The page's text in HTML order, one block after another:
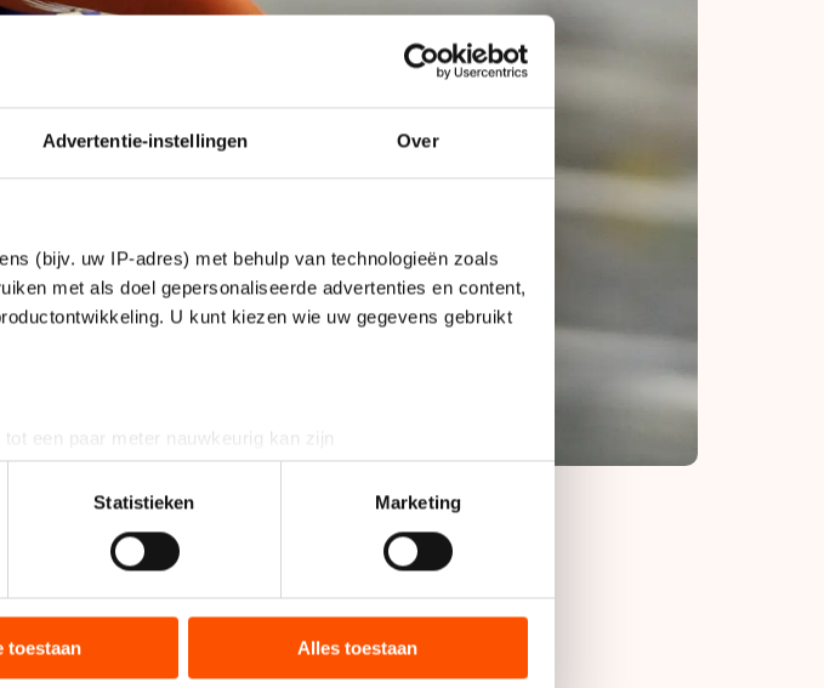
Advertentie-instellingen Over
(bijv. uw IP-adres) met behulp van technologieën zoals
met als doel gepersonaliseerde advertenties en content,
U kunt kiezen wie uw gegevens gebruikt
een paar meter nauwkeurig kan zijn
eigenschappen (fingerprinting)
en stel uw voorkeuren in het
detailgedeeltein. U kunt uw
met onze partners voor social media, advertenties en
u aan hen heeft verstrekt of die zij hebben verzameld via
aan landen buiten de EU, zoals de VS, waar mogelijk geen
Statistieken Marketing
toestaan Alles toestaan
week was dat heel erg. Nu begin ik
zin", zegt Boer die dat wel aan had zien